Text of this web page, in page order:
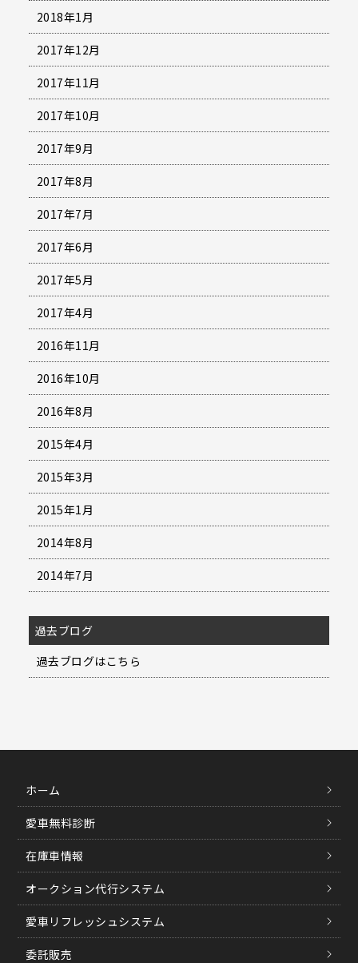
2018年1月
2017年12月
2017年11月
2017年10月
2017年9月
2017年8月
2017年7月
2017年6月
2017年5月
2017年4月
2016年11月
2016年10月
2016年8月
2015年4月
2015年3月
2015年1月
2014年8月
2014年7月
過去ブログ
過去ブログはこちら
ホーム
愛車無料診断
在庫車情報
オークション代行システム
愛車リフレッシュシステム
委託販売